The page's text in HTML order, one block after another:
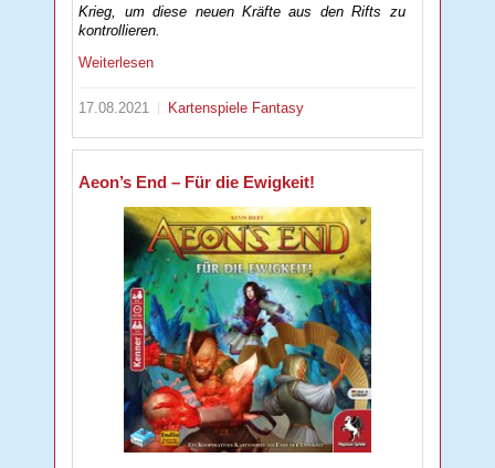
Krieg, um diese neuen Kräfte aus den Rifts zu
kontrollieren.
Weiterlesen
17.08.2021 Kartenspiele Fantasy
Aeon’s End – Für die Ewigkeit!